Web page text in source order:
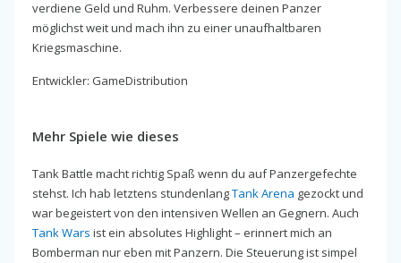
verdiene Geld und Ruhm. Verbessere deinen Panzer
möglichst weit und mach ihn zu einer unaufhaltbaren
Kriegsmaschine.
Entwickler: GameDistribution
Mehr Spiele wie dieses
Tank Battle macht richtig Spaß wenn du auf Panzergefechte
stehst. Ich hab letztens stundenlangTank Arena gezockt und
war begeistert von den intensiven Wellen an Gegnern. Auch
Tank Wars ist ein absolutes Highlight – erinnert mich an
Bomberman nur eben mit Panzern. Die Steuerung ist simpel